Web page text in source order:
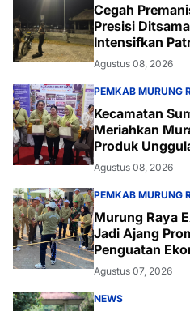
Cegah
Presisi
Intensifkan
Agustus 08, 2026
PEMKAB MURUNG
Kecamatan
Meriahkan
Produk
Agustus 08, 2026
PEMKAB MURUNG
Murung Raya
Jadi Ajang
Penguatan
Agustus 07, 2026
NEWS